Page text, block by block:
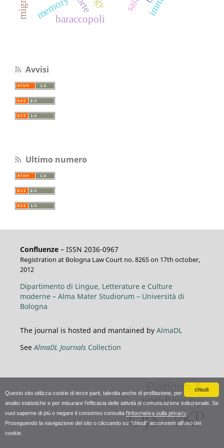
chiudi
Questo sito utilizza cookie di terze parti, talvolta anche di profilazione, per
analisi statistiche e per misurare l'efficacia delle attività di comunicazione istituzionale. Se
vuoi saperne di più o negare il consenso consulta l'informativa sulla privacy.
Proseguendo la navigazione del sito o cliccando su "chiudi" acconsenti all'uso dei
cookie.
baraccopoli
memory
Avvisi
Ultimo numero
Confluenze– ISSN 2036-0967
Registration at Bologna Law Court no. 8265 on 17th october,
2012
Dipartimento di Lingue, Letterature e Culture
moderne – Alma Mater Studiorum – Università di
Bologna
The journal is hosted and mantained by AlmaDL
SeeAlmaDL JournalsCollection